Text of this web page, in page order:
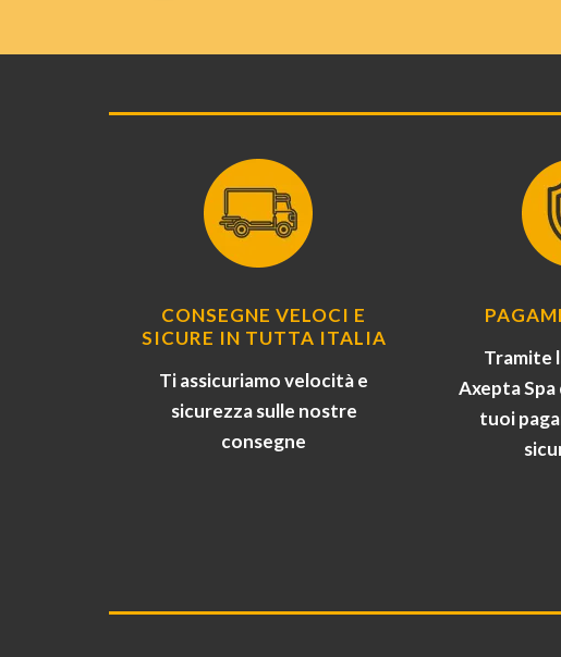
CONSEGNE VELOCI E
SICURE IN TUTTA ITALIA
Ti assicuriamo velocità e
sicurezza sulle nostre
consegne
Tramite
Axepta Spa
tuoi